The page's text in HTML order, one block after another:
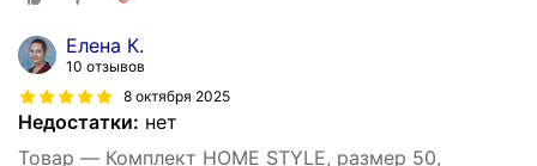
Елена К.
10 отзывов
8 октября 2025
Недостатки: нет
Товар — Комплект HOME STYLE, размер 50,